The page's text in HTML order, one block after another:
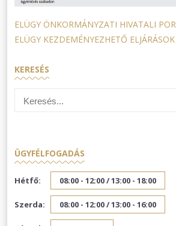
ELÜGY ÖNKORMÁNYZATI HIVATALI
ELÜGY KEZDEMÉNYEZHETŐ ELJÁRÁSOK
KERESÉS
ÜGYFÉLFOGADÁS
Hétfő: 08:00 - 12:00 /13:00 - 18:00
Szerda: 08:00 - 12:00 /13:00 - 16:00